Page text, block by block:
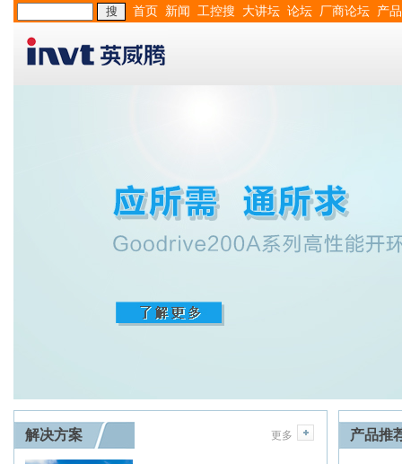
首页 新闻 工控搜 大讲坛 论坛 厂商论坛 产品
解决方案 更多 产品推